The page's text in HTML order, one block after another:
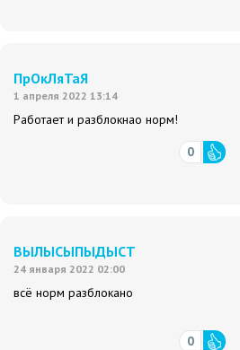
ПрОкЛяТаЯ
1 апреля 2022 13:14
Работает и разблокнао норм!
0
ВЫЛЫСЫПЫДЫСТ
24 января 2022 02:00
всё норм разблокано
0